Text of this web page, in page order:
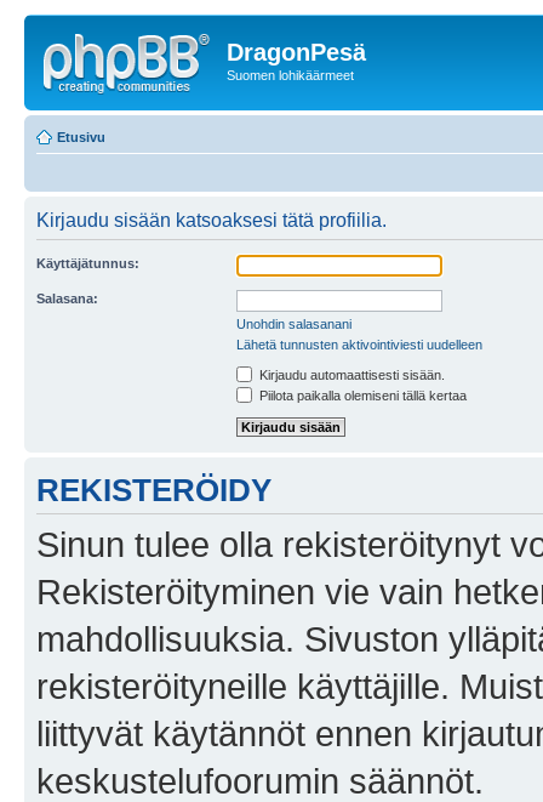
DragonPesä
Suomen lohikäärmeet
Etusivu
Kirjaudu sisään katsoaksesi tätä profiilia.
Käyttäjätunnus:
Salasana:
Unohdin salasanani
Lähetä tunnusten aktivointiviesti uudelleen
Kirjaudu automaattisesti sisään.
Piilota paikalla olemiseni tällä kertaa
REKISTERÖIDY
Sinun tulee olla rekisteröitynyt
Rekisteröityminen vie vain
mahdollisuuksia. Sivuston
rekisteröityneille käyttäjille.
liittyvät käytännöt ennen
keskustelufoorumin säännöt.